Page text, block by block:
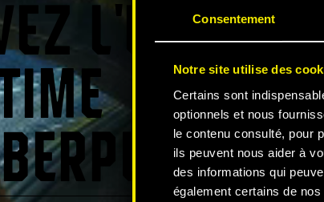
Consentement
Notre site utilise des
Certains sont
optionnels et nous
le contenu consulté, pour
ils peuvent nous aider à
des informations qui
également certains de